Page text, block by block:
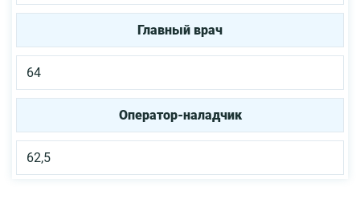
Главный врач
64
Оператор-наладчик
62,5